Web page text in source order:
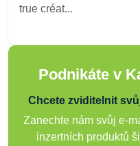
true créat...
Podnikáte v
Chcete zviditelnit
Zanechte nám svůj e-
inzertních produktů